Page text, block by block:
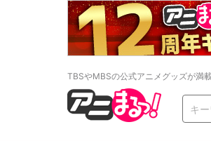
TBSやMBSの公式アニメグッズが満